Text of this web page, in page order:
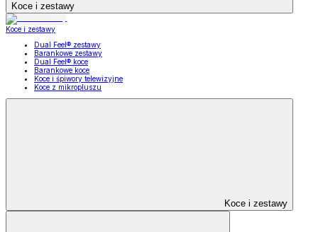
Koce i zestawy
Koce i zestawy
Dual Feel® zestawy
Barankowe zestawy
Dual Feel® koce
Barankowe koce
Koce i śpiwory telewizyjne
Koce z mikropluszu
Koce i zestawy